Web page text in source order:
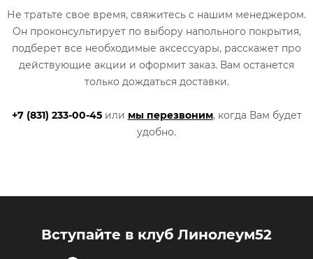
Не тратьте свое время, свяжитесь с нашим менеджером.
Он проконсультирует по выбору напольного покрытия,
подберет все необходимые аксессуары, расскажет про
действующие акции и оформит заказ. Вам останется
только дождаться доставки.
+7 (831) 233-00-45или мы перезвоним, когда Вам будет
удобно.
Вступайте в клуб Линолеум52